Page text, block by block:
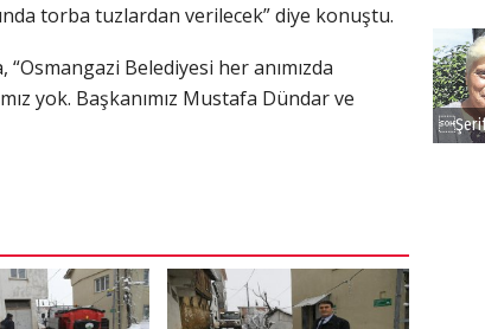
torba tuzlardan verilecek” diye konuştu.
“Osmangazi Belediyesi her anımızda
yok. Başkanımız Mustafa Dündar ve